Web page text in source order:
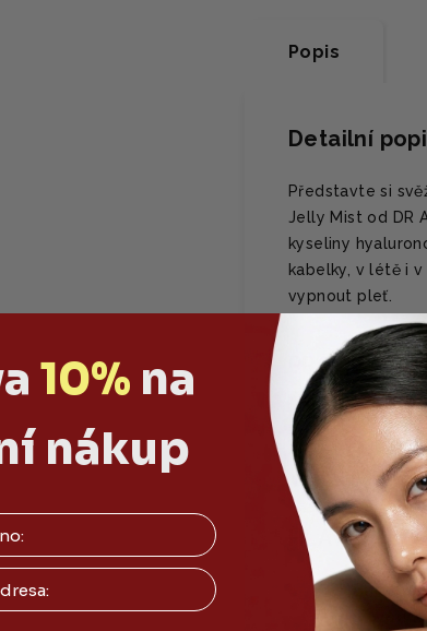
Popis
Detailní
Představte si
Jelly Mist od DR
kyseliny
kabelky, v létě i
vypnout pleť.
PROČ SE TI
✅
✅
✅
HLAVNÍ
✨
✨ 8 typů
10% na
nákup